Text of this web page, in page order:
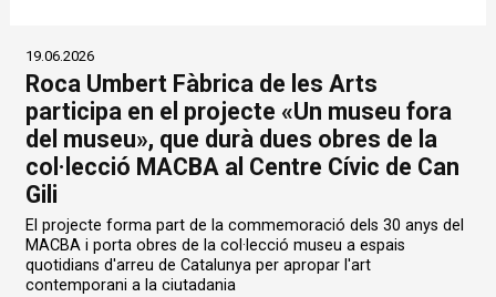
19.06.2026
Roca Umbert Fàbrica de les Arts
participa en el projecte «Un museu fora
del museu», que durà dues obres de la
col·lecció MACBA al Centre Cívic de Can
Gili
El projecte forma part de la commemoració dels 30 anys del
MACBA i porta obres de la col·lecció museu a espais
quotidians d'arreu de Catalunya per apropar l'art
contemporani a la ciutadania